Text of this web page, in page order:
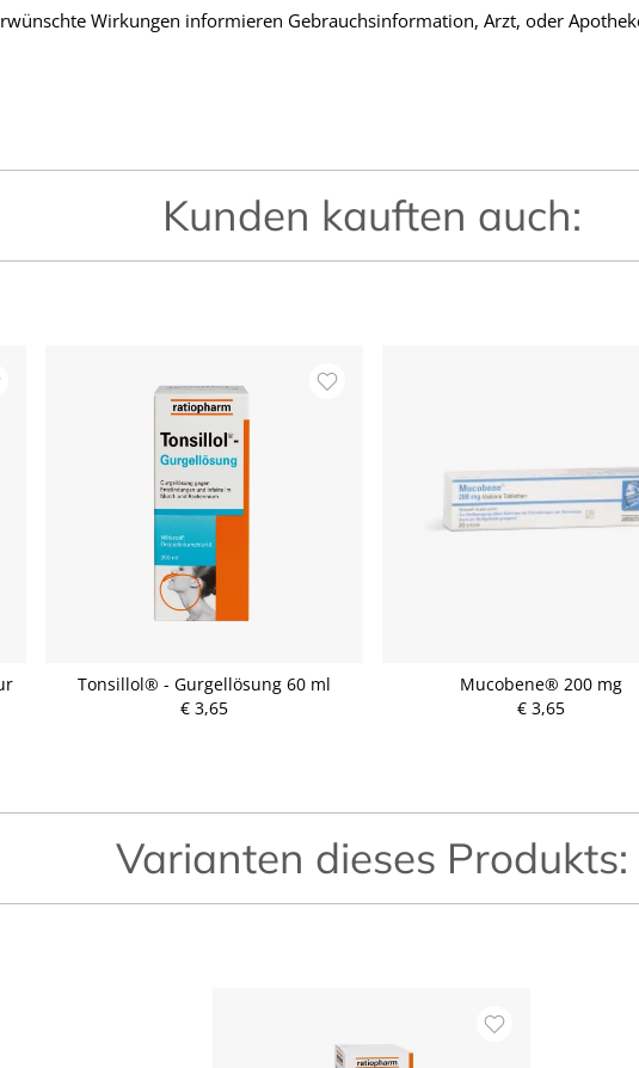
Wirkungen informieren Gebrauchsinformation, Arzt, oder
Kunden kauften auch:
Tonsillol® - Gurgellösung 60 ml
€ 3,65
Mucobene® 200 mg
€ 3,65
P P
Varianten dieses Produkts: